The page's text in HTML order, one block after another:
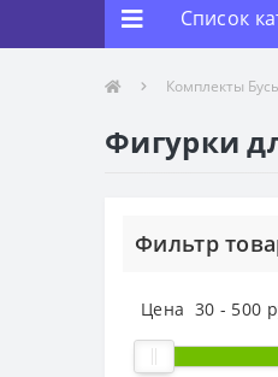
Список
Комплекты
Фигурки
Фильтр
Цена 30 - 500